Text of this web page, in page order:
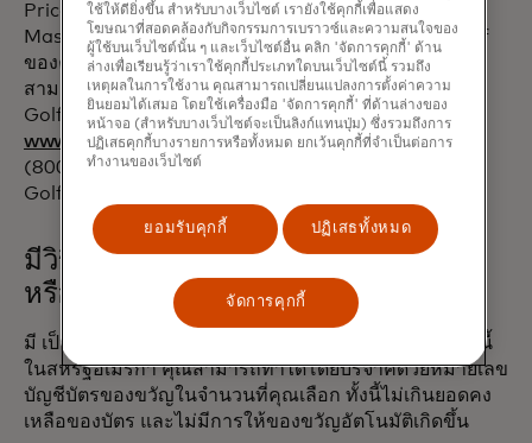
Priceless Experiences และข้อเสนอพิเศษต้องใช้บัตร
Mastercard ในการซื้อ บัตรของขวัญ Mastercard Golf
ของคุณ พร้อมทั้งบัตรเดบิตหรือบัตรเครดิต Mastercard
สามารถใช้เป็นวิธีการชำระเงินได้ เว็บไซต์ Mastercard
Golf ยังมีบริการจองผู้ช่วยพิเศษอีกด้วย เพียงแค่เข้าชม
www.priceless.com/golfopens in a new tab
และโทรไปยังหมายเลข
(800) ที่ระบุไว้เพื่อพูดคุยกับผู้ช่วยพิเศษของ Mastercard
Golf
มีวิธีในการบริจาคยอดคงเหลือในบัตร
หรือไม่?‎‎
มี เป็นไปได้ที่จะบริจาคยอดคงเหลือในบัตรของขวัญเหล่านี้
ในสหรัฐอเมริกา คุณสามารถทำได้โดยบริจาคด้วยหมายเลข
บัญชีบัตรของขวัญในจำนวนที่คุณเลือก ทั้งนี้ไม่เกินยอดคง
เหลือของบัตร และไม่มีการให้ของขวัญอัตโนมัติเกิดขึ้น
ใช้ให้ดียิ่งขึ้น สำหรับบางเว็บไซต์ เรายังใช้คุกกี้เพื่อแสดง
โฆษณาที่สอดคล้องกับกิจกรรมการเบราวซ์และความสนใจของ
ผู้ใช้บนเว็บไซต์นั้น ๆ และเว็บไซต์อื่น คลิก 'จัดการคุกกี้' ด้าน
ล่างเพื่อเรียนรู้ว่าเราใช้คุกกี้ประเภทใดบนเว็บไซต์นี้ รวมถึง
เหตุผลในการใช้งาน คุณสามารถเปลี่ยนแปลงการตั้งค่าความ
ยินยอมได้เสมอ โดยใช้เครื่องมือ 'จัดการคุกกี้' ที่ด้านล่างของ
หน้าจอ (สำหรับบางเว็บไซต์จะเป็นลิงก์แทนปุ่ม) ซึ่งรวมถึงการ
ปฏิเสธคุกกี้บางรายการหรือทั้งหมด ยกเว้นคุกกี้ที่จำเป็นต่อการ
ทำงานของเว็บไซต์
ยอมรับคุกกี้ ปฏิเสธทั้งหมด
จัดการคุกกี้